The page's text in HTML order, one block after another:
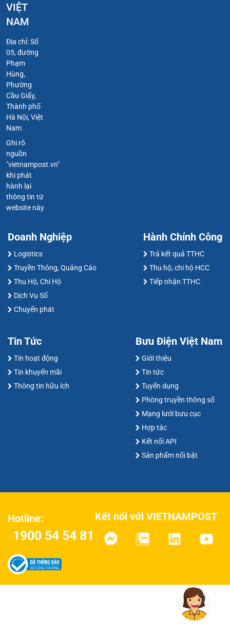
VIỆT
NAM
Địa chỉ: Số
05, đường
Phạm
Hùng,
Phường
Cầu Giấy,
Thành phố
Hà Nội, Việt
Nam
Ghi rõ
nguồn
"vietnampost.vn"
khi phát
hành lại
thông tin từ
website này
Doanh Nghiệp
Logistics
Truyền Thông, Quảng Cáo
Thu Hộ, Chi Hộ
Dịch Vụ Số
Chuyển phát
Hành Chính Công
Trả kết quả TTHC
Thu hộ, chi hộ HCC
Tiếp nhận TTHC
Tin Tức
Tin hoạt động
Tin khuyến mãi
Thông tin hữu ích
Bưu Điện Việt Nam
Giới thiệu
Tin tức
Tuyển dụng
Phòng truyền thông số
Mạng lưới bưu cục
Hợp tác
Kết nối API
Sản phẩm nổi bật
Hotline:
1900 54 54 81
Kết nối với VIETNAMPOST